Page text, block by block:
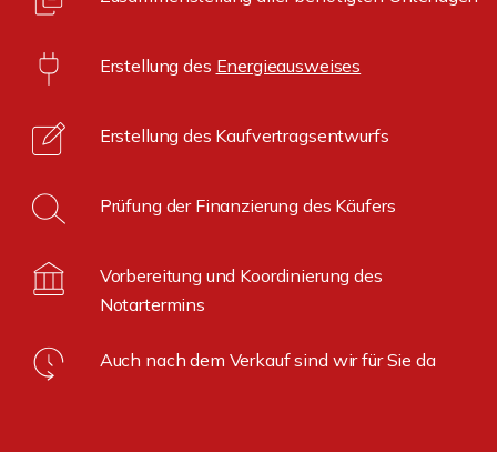
Erstellung des Energieausweises
Erstellung des Kaufvertragsentwurfs
Prüfung der Finanzierung des Käufers
Vorbereitung und Koordinierung des
Notartermins
Auch nach dem Verkauf sind wir für Sie da